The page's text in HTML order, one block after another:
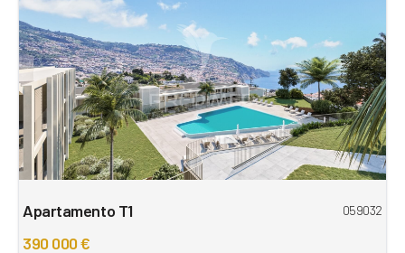
Apartamento T1 059032
390 000 €